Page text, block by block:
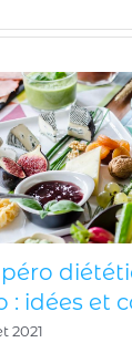
: idées et
2021